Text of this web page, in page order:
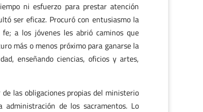
ni esfuerzo para prestar atención
ser eficaz. Procuró con entusiasmo la
a los jóvenes les abrió caminos que
más o menos próximo para ganarse la
enseñando ciencias, oficios y artes,
las obligaciones propias del ministerio
de los sacramentos. Lo